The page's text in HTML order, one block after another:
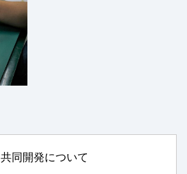
共同開発について